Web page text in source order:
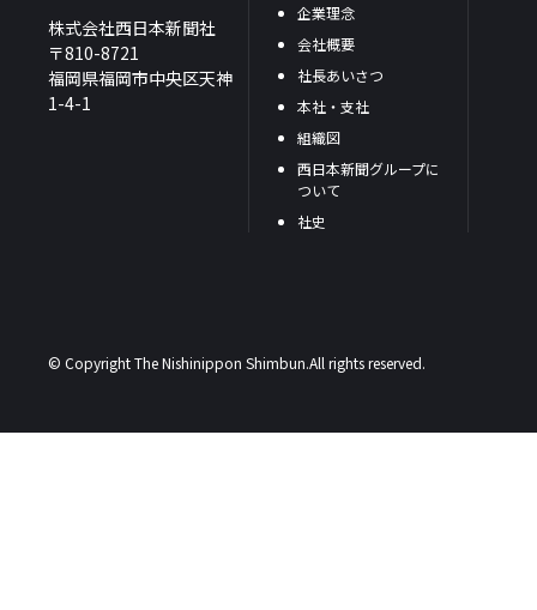
株式会社西日本新聞社
〒810-8721
福岡県福岡市中央区天神
1-4-1
企業理念
会社概要
社長あいさつ
本社・支社
組織図
西日本新聞グループに
ついて
社史
© Copyright The Nishinippon Shimbun.All rights reserved.